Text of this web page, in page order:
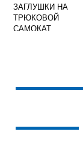
ЗАГЛУШКИ НА
ТРЮКОВОЙ
САМОКАТ